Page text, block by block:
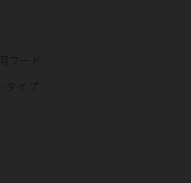
フード
タイプ